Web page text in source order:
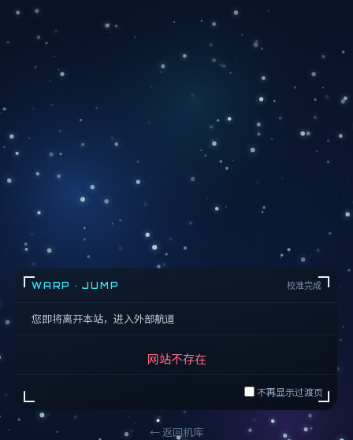
WARP · JUMP 校准完成
您即将离开本站，进入外部航道
网站不存在
不再显示过渡页
← 返回机库